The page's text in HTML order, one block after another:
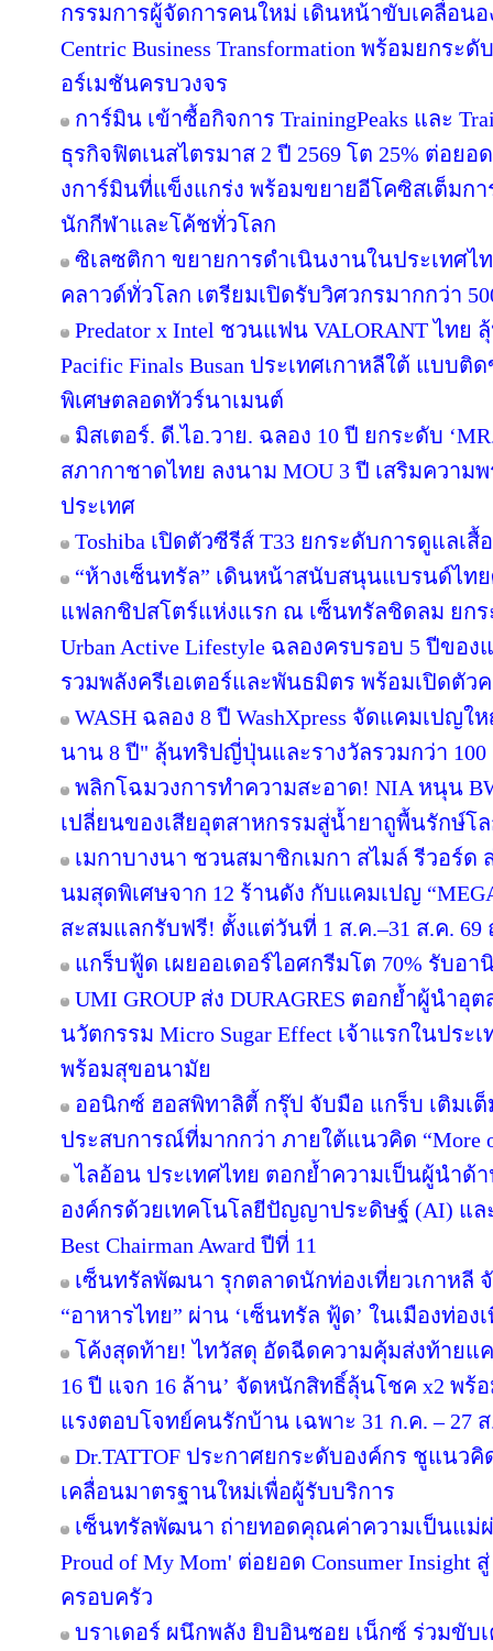
กรรมการผู้จัดการคนใหม่ เดินหน้าขับเคลื่อนอ
Centric Business Transformation พร้อมยก
อร์เมชันครบวงจร
การ์มิน เข้าซื้อกิจการ TrainingPeaks และ
ธุรกิจฟิตเนสไตรมาส 2 ปี 2569 โต 25% ต่อย
งการ์มินที่แข็งแกร่ง พร้อมขยายอีโคซิสเต็มก
นักกีฬาและโค้ชทั่วโลก
ซิเลซติกา ขยายการดำเนินงานในประเทศไ
คลาวด์ทั่วโลก เตรียมเปิดรับวิศวกรมากกว่า
Predator x Intel ชวนแฟน VALORANT ไท
Pacific Finals Busan ประเทศเกาหลีใต้ แบบ
พิเศษตลอดทัวร์นาเมนต์
มิสเตอร์. ดี.ไอ.วาย. ฉลอง 10 ปี ยกระดับ
สภากาชาดไทย ลงนาม MOU 3 ปี เสริมความ
ประเทศ
Toshiba เปิดตัวซีรีส์ T33 ยกระดับการดูแลเ
“ห้างเซ็นทรัล” เดินหน้าสนับสนุนแบรนด์ไทย
แฟลกชิปสโตร์แห่งแรก ณ เซ็นทรัลชิดลม ยก
Urban Active Lifestyle ฉลองครบรอบ 5 ปีของ
รวมพลังครีเอเตอร์และพันธมิตร พร้อมเปิดตัว
WASH ฉลอง 8 ปี WashXpress จัดแคมเปญ
นาน 8 ปี" ลุ้นทริปญี่ปุ่นและรางวัลรวมกว่า 100
พลิกโฉมวงการทำความสะอาด! NIA หนุน
เปลี่ยนของเสียอุตสาหกรรมสู่น้ำยาถูพื้นรักษ์โ
เมกาบางนา ชวนสมาชิกเมกา สไมล์ รีวอร์ด
นมสุดพิเศษจาก 12 ร้านดัง กับแคมเปญ
สะสมแลกรับฟรี! ตั้งแต่วันที่ 1 ส.ค.–31 ส.ค.
แกร็บฟู้ด เผยออเดอร์ไอศกรีมโต 70% รับอา
UMI GROUP ส่ง DURAGRES ตอกย้ำผู้นำอุ
นวัตกรรม Micro Sugar Effect เจ้าแรกในปร
พร้อมสุขอนามัย
ออนิกซ์ ฮอสพิทาลิตี้ กรุ๊ป จับมือ แกร็บ เติมเ
ประสบการณ์ที่มากกว่า ภายใต้แนวคิด “More
ไลอ้อน ประเทศไทย ตอกย้ำความเป็นผู้นำด้
องค์กรด้วยเทคโนโลยีปัญญาประดิษฐ์ (AI) และ
Best Chairman Award ปีที่ 11
เซ็นทรัลพัฒนา รุกตลาดนักท่องเที่ยวเกาหลี
“อาหารไทย” ผ่าน ‘เซ็นทรัล ฟู้ด’ ในเมืองท่อง
โค้งสุดท้าย! ไทวัสดุ อัดฉีดความคุ้มส่งท้ายแ
16 ปี แจก 16 ล้าน’ จัดหนักสิทธิ์ลุ้นโชค x2 พ
แรงตอบโจทย์คนรักบ้าน เฉพาะ 31 ก.ค. – 27
Dr.TATTOF ประกาศยกระดับองค์กร ชูแนว
เคลื่อนมาตรฐานใหม่เพื่อผู้รับบริการ
เซ็นทรัลพัฒนา ถ่ายทอดคุณค่าความเป็นแม่ผ่า
Proud of My Mom' ต่อยอด Consumer Insight
ครอบครัว
บราเดอร์ ผนึกพลัง ยิบอินซอย เน็กซ์ ร่วมขับเ